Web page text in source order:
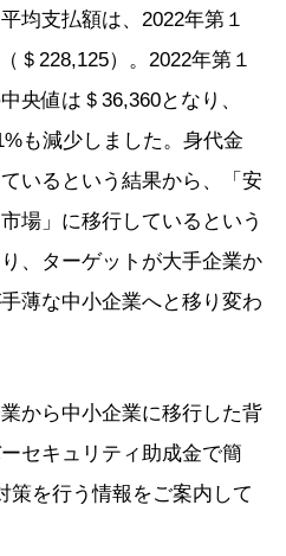
均支払額は、2022年第１
＄228,125）。2022年第１
央値は＄36,360となり、
も減少しました。身代金
いるという結果から、「安
場」に移行しているという
、ターゲットが大手企業か
薄な中小企業へと移り変わ
から中小企業に移行した背
セキュリティ助成金で簡
策を行う情報をご案内して